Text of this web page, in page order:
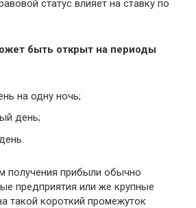
статус влияет на ставку по
быть открыт на периоды
на одну ночь;
день;
прибыли обычно
предприятия или же крупные
такой короткий промежуток